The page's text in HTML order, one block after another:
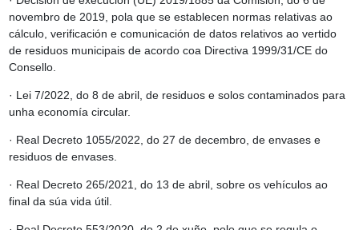
novembro de 2019, pola que se establecen normas relativas ao
cálculo, verificación e comunicación de datos relativos ao vertido
de residuos municipais de acordo coa Directiva 1999/31/CE do
Consello.
· Lei 7/2022, do 8 de abril, de residuos e solos contaminados para
unha economía circular.
· Real Decreto 1055/2022, do 27 de decembro, de envases e
residuos de envases.
· Real Decreto 265/2021, do 13 de abril, sobre os vehículos ao
final da súa vida útil.